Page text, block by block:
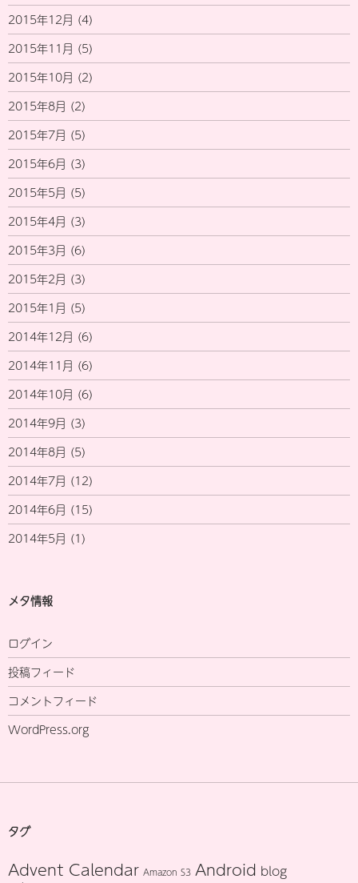
2015年12月 (4)
2015年11月 (5)
2015年10月 (2)
2015年8月 (2)
2015年7月 (5)
2015年6月 (3)
2015年5月 (5)
2015年4月 (3)
2015年3月 (6)
2015年2月 (3)
2015年1月 (5)
2014年12月 (6)
2014年11月 (6)
2014年10月 (6)
2014年9月 (3)
2014年8月 (5)
2014年7月 (12)
2014年6月 (15)
2014年5月 (1)
メタ情報
ログイン
投稿フィード
コメントフィード
WordPress.org
タグ
Advent Calendar Amazon S3 Android blog